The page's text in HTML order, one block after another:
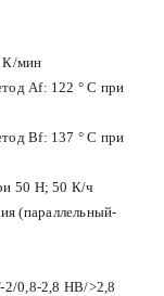
К/мин
Af: 122 ° С при
Вf: 137 ° С при
50 Н; 50 К/ч
(параллельный-
2/0,8-2,8 HB/>2,8